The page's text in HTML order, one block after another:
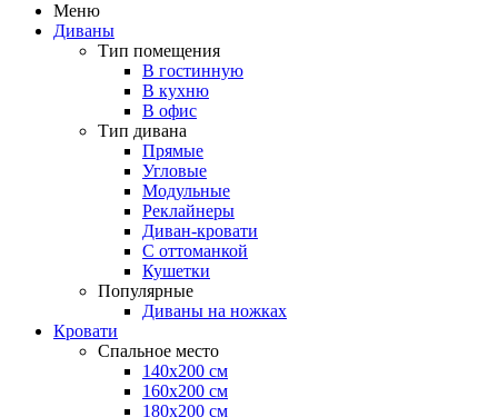
Меню
Диваны
Тип помещения
В гостинную
В кухню
В офис
Тип дивана
Прямые
Угловые
Модульные
Реклайнеры
Диван-кровати
С оттоманкой
Кушетки
Популярные
Диваны на ножках
Кровати
Спальное место
140х200 см
160х200 см
180х200 см